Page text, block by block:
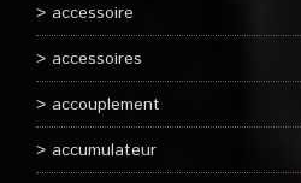
accessoire
accessoires
accouplement
accumulateur